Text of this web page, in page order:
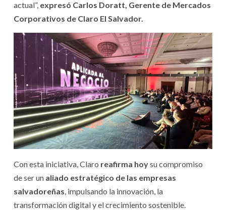
actual”, expresó Carlos Doratt, Gerente de Mercados
Corporativos de Claro El Salvador.
Con esta iniciativa, Claro reafirma hoysu compromiso
de ser un aliado estratégico de las empresas
salvadoreñas, impulsando la innovación, la
transformación digital y el crecimiento sostenible.